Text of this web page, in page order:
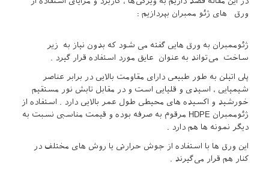
ورق های ژئو ممبران بپردازیم :
ژئوممبران به ورق ‌هایی گفته می‌ شود که بدون نیاز به زیر
ساخت می‌تواند به عنوان عایق مورد استفاده قرار گیرد .
پلی اتیلن به طور طبیعی دارای مقاومت بالایی در برابر عناصر
شیمیایی ، اسیدی و قلیایی است و در مقابل تابش نور مستقیم
خورشید و اکسیده های محیطی طول عمر بالایی دارد . استفاده از
ژئوممبران HDPE مرقوم به صرفه بوده و قیمت مناسبی نسبت به
دیگر نمونه ها هم دارد .
این ورق‌ ها با استفاده از جوش حرارتی یا روش‌ های مختلف در
کنار هم قرار می‌گیرند .